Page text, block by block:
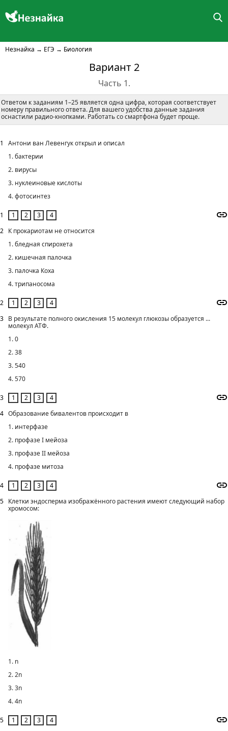
Незнайка → ЕГЭ → Биология
Вариант 2
Часть 1.
Ответом к заданиям 1–25 является одна цифра, которая соответствует
номеру правильного ответа. Для вашего удобства данные задания
оснастили радио-кнопками. Работать со смартфона будет проще.
1
1
Антони ван Левенгук открыл и описал
1. бактерии
2. вирусы
3. нуклеиновые кислоты
4. фотосинтез
2
2
К прокариотам не относится
1. бледная спирохета
2. кишечная палочка
3. палочка Коха
4. трипаносома
3
3
В результате полного окисления 15 молекул глюкозы образуется ...
молекул АТФ.
1. 0
2. 38
3. 540
4. 570
4
4
Образование бивалентов происходит в
1. интерфазе
2. профазе I мейоза
3. профазе II мейоза
4. профазе митоза
5
5
Клетки эндосперма изображённого растения имеют следующий набор
хромосом:
1. n
2. 2n
3. 3n
4. 4n